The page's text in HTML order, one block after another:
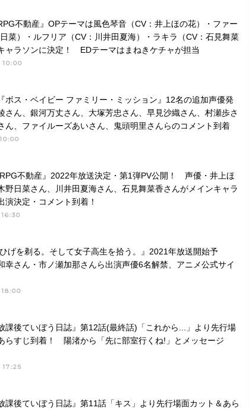
不動産』OPテーマは風色琴音（CV：井上ほの花）・ファー
日菜）・ルフリア（CV：川井田夏海）・ラキラ（CV：石見舞菜
ャラソンに決定！ EDテーマはまねきケチャが担当
ボス・ベイビー ファミリー・ミッション』12名の追加声優発
さん、銀河万丈さん、大塚芳忠さん、早見沙織さん、村瀬歩さ
ん、ファイルーズあいさん、鬼頭明里さんらのコメント到着
不動産』2022年放送決定・第1弾PV公開！ 声優・井上ほ
野日菜さん、川井田夏海さん、石見舞菜香さんがメインキャラ
演決定・コメント到着！
げを剃る。そして女子高生を拾う。』2021年放送開始予
さん・市ノ瀬加那さんら出演声優6名解禁、アニメ公式サイ
課後ていぼう日誌』第12話(最終話)「これから...」より先行場
らすじ到着！ 陽渚から「先に部室行くね!」とメッセージ
課後ていぼう日誌』第11話「キス」より先行場面カット＆あら